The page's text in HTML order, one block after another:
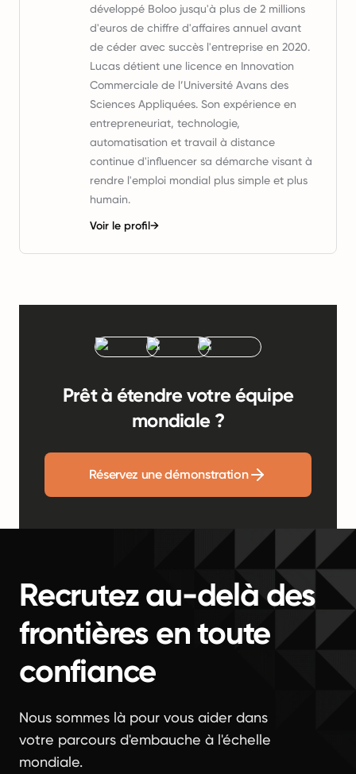
développé Boloo jusqu'à plus de 2 millions
d'euros de chiffre d'affaires annuel avant
de céder avec succès l'entreprise en 2020.
Lucas détient une licence en Innovation
Commerciale de l’Université Avans des
Sciences Appliquées. Son expérience en
entrepreneuriat, technologie,
automatisation et travail à distance
continue d'influencer sa démarche visant à
rendre l'emploi mondial plus simple et plus
humain.
Voir le profil→
Prêt à étendre votre équipe
mondiale ?
Réservez une démonstration
Recrutez au-delà des
frontières en toute
confiance
Nous sommes là pour vous aider dans
votre parcours d'embauche à l'échelle
mondiale.